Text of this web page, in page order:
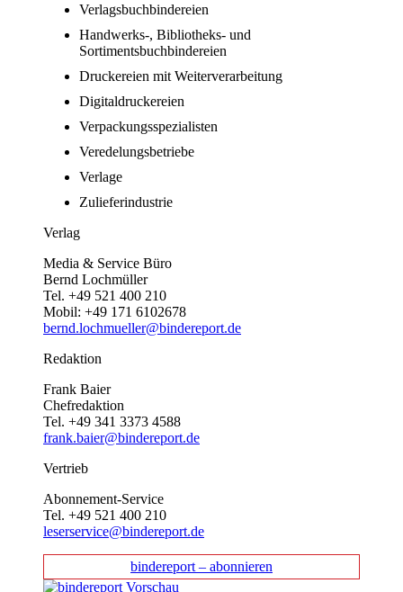
Verlagsbuchbindereien
Handwerks-, Bibliotheks- und
Sortimentsbuchbindereien
Druckereien mit Weiterverarbeitung
Digitaldruckereien
Verpackungsspezialisten
Veredelungsbetriebe
Verlage
Zulieferindustrie
Verlag
Media & Service Büro
Bernd Lochmüller
Tel. +49 521 400 210
Mobil: +49 171 6102678
bernd.lochmueller@bindereport.de
Redaktion
Frank Baier
Chefredaktion
Tel. +49 341 3373 4588
frank.baier@bindereport.de
Vertrieb
Abonnement-Service
Tel. +49 521 400 210
leserservice@bindereport.de
bindereport – abonnieren